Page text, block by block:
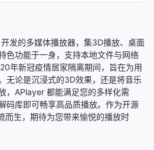
发的多媒体播放器，集3D播放、桌面
色功能于一身，支持本地文件与网络
年新冠疫情居家隔离期间，旨在为用
无论是沉浸式的3D效果，还是将音乐
，APlayer 都能满足您的多样化需
码库即可畅享高品质播放。作为开源
而生，期待为您带来愉悦的播放时